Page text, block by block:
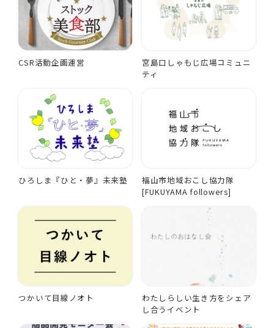
CSR活動企画運営
宮島口しゃもじ広場コミュニ
ティ
ひろしま『ひと・夢』未来塾
福山市地域おこし協力隊
[FUKUYAMA followers]
つかいて目線ノオト
わたしらしい生き方をシェア
し合うイベント